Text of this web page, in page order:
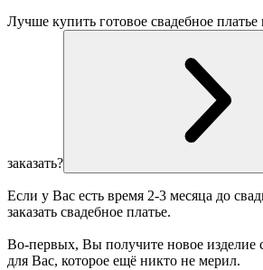
Лучше купить готовое свадебное платье
заказать?
Если у Вас есть время 2-3 месяца до
заказать свадебное платье.
Во-первых, Вы получите новое изделие
для Вас, которое ещё никто не мерил.